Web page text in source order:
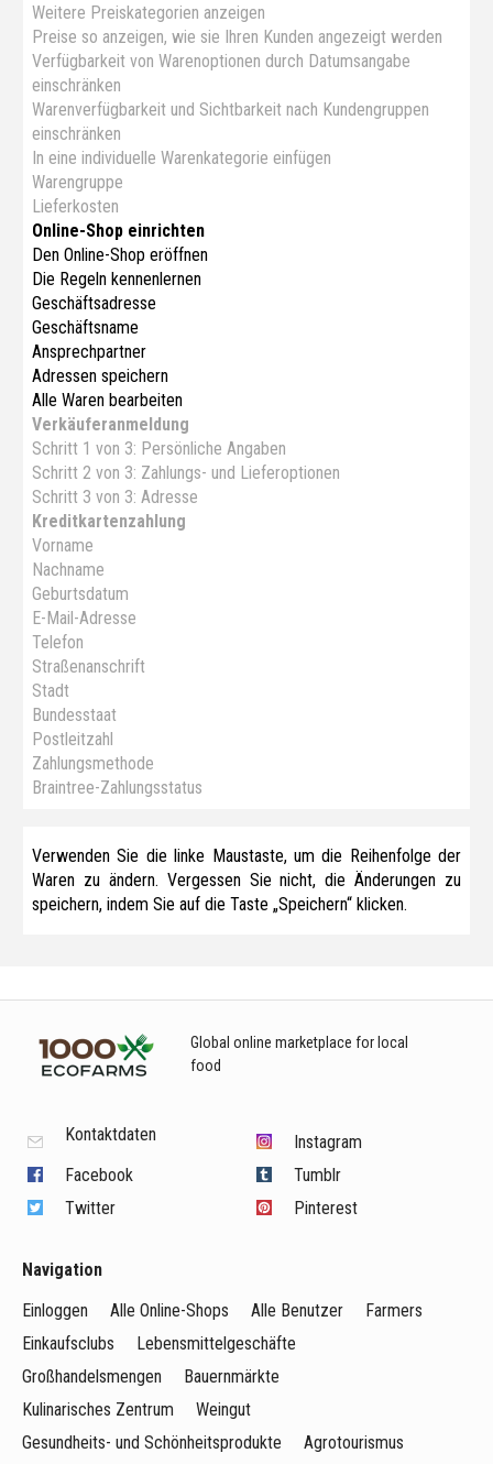
Weitere Preiskategorien anzeigen
Preise so anzeigen, wie sie Ihren Kunden angezeigt werden
Verfügbarkeit von Warenoptionen durch Datumsangabe
einschränken
Warenverfügbarkeit und Sichtbarkeit nach Kundengruppen
einschränken
In eine individuelle Warenkategorie einfügen
Warengruppe
Lieferkosten
Online-Shop einrichten
Den Online-Shop eröffnen
Die Regeln kennenlernen
Geschäftsadresse
Geschäftsname
Ansprechpartner
Adressen speichern
Alle Waren bearbeiten
Verkäuferanmeldung
Schritt 1 von 3: Persönliche Angaben
Schritt 2 von 3: Zahlungs- und Lieferoptionen
Schritt 3 von 3: Adresse
Kreditkartenzahlung
Vorname
Nachname
Geburtsdatum
E-Mail-Adresse
Telefon
Straßenanschrift
Stadt
Bundesstaat
Postleitzahl
Zahlungsmethode
Braintree-Zahlungsstatus
Verwenden Sie die linke Maustaste, um die Reihenfolge der
Waren zu ändern. Vergessen Sie nicht, die Änderungen zu
speichern, indem Sie auf die Taste „Speichern“ klicken.
Global online marketplace for local
food
Kontaktdaten
Facebook
Twitter
Instagram
Tumblr
Pinterest
Navigation
Einloggen
Alle Online-Shops Alle Benutzer
Farmers
Einkaufsclubs
Lebensmittelgeschäfte
Großhandelsmengen
Bauernmärkte
Kulinarisches Zentrum
Weingut
Gesundheits- und Schönheitsprodukte
Agrotourismus